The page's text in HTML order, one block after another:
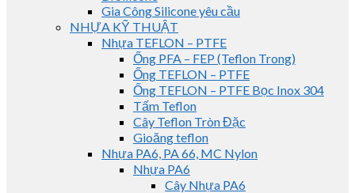
Gia Công Silicone yêu cầu
NHỰA KỸ THUẬT
Nhựa TEFLON – PTFE
Ống PFA – FEP (Teflon Trong)
Ống TEFLON – PTFE
Ống TEFLON – PTFE Bọc Inox 304
Tấm Teflon
Cây Teflon Tròn Đặc
Gioăng teflon
Nhựa PA6, PA 66, MC Nylon
Nhựa PA6
Cây Nhựa PA6